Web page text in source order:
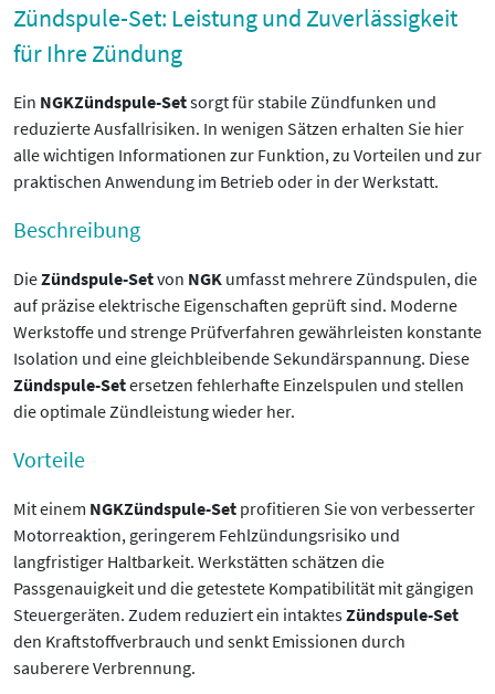
Zündspule-Set: Leistung und Zuverlässigkeit
für Ihre Zündung
Ein NGKZündspule-Setsorgt für stabile Zündfunken und
reduzierte Ausfallrisiken. In wenigen Sätzen erhalten Sie hier
alle wichtigen Informationen zur Funktion, zu Vorteilen und zur
praktischen Anwendung im Betrieb oder in der Werkstatt.
Beschreibung
DieZündspule-Setvon NGK umfasst mehrere Zündspulen, die
auf präzise elektrische Eigenschaften geprüft sind. Moderne
Werkstoffe und strenge Prüfverfahren gewährleisten konstante
Isolation und eine gleichbleibende Sekundärspannung. Diese
Zündspule-Setersetzen fehlerhafte Einzelspulen und stellen
die optimale Zündleistung wieder her.
Vorteile
Mit einem NGKZündspule-Set profitieren Sie von verbesserter
Motorreaktion, geringerem Fehlzündungsrisiko und
langfristiger Haltbarkeit. Werkstätten schätzen die
Passgenauigkeit und die getestete Kompatibilität mit gängigen
Steuergeräten. Zudem reduziert ein intaktesZündspule-Set
den Kraftstoffverbrauch und senkt Emissionen durch
sauberere Verbrennung.